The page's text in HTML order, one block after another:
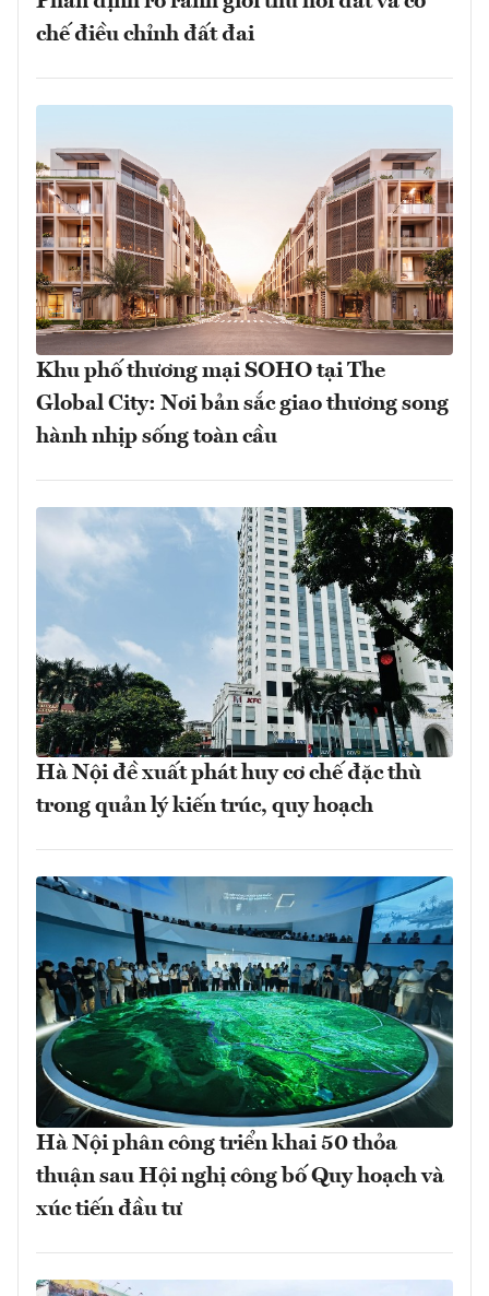
chế điều chỉnh đất đai
Khu phố thương mại SOHO tại The
Global City: Nơi bản sắc giao thương song
hành nhịp sống toàn cầu
Hà Nội đề xuất phát huy cơ chế đặc thù
trong quản lý kiến trúc, quy hoạch
Hà Nội phân công triển khai 50 thỏa
thuận sau Hội nghị công bố Quy hoạch và
xúc tiến đầu tư